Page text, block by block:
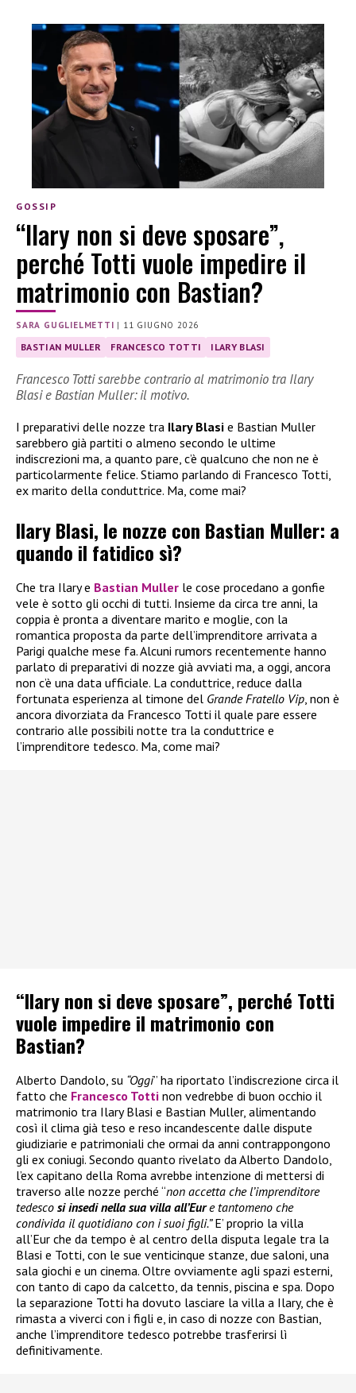
GOSSIP
“Ilary non si deve sposare”,
perché Totti vuole impedire il
matrimonio con Bastian?
SARA GUGLIELMETTI | 11 GIUGNO 2026
BASTIAN MULLER FRANCESCO TOTTI ILARY BLASI
Francesco Totti sarebbe contrario al matrimonio tra Ilary
Blasi e Bastian Muller: il motivo.
I preparativi delle nozze tra Ilary Blasi e Bastian Muller
sarebbero già partiti o almeno secondo le ultime
indiscrezioni ma, a quanto pare, c’è qualcuno che non ne è
particolarmente felice. Stiamo parlando di Francesco Totti,
ex marito della conduttrice. Ma, come mai?
Ilary Blasi, le nozze con Bastian Muller: a
quando il fatidico sì?
Che tra Ilary e Bastian Muller le cose procedano a gonfie
vele è sotto gli occhi di tutti. Insieme da circa tre anni, la
coppia è pronta a diventare marito e moglie, con la
romantica proposta da parte dell’imprenditore arrivata a
Parigi qualche mese fa. Alcuni rumors recentemente hanno
parlato di preparativi di nozze già avviati ma, a oggi, ancora
non c’è una data ufficiale. La conduttrice, reduce dalla
fortunata esperienza al timone del Grande Fratello Vip, non è
ancora divorziata da Francesco Totti il quale pare essere
contrario alle possibili notte tra la conduttrice e
l’imprenditore tedesco. Ma, come mai?
“Ilary non si deve sposare”, perché Totti
vuole impedire il matrimonio con
Bastian?
Alberto Dandolo, su “Oggi” ha riportato l’indiscrezione circa il
fatto che Francesco Totti non vedrebbe di buon occhio il
matrimonio tra Ilary Blasi e Bastian Muller, alimentando
così il clima già teso e reso incandescente dalle dispute
giudiziarie e patrimoniali che ormai da anni contrappongono
gli ex coniugi. Secondo quanto rivelato da Alberto Dandolo,
l’ex capitano della Roma avrebbe intenzione di mettersi di
traverso alle nozze perché “non accetta che l’imprenditore
tedesco si insedi nella sua villa all’Eure tantomeno che
condivida il quotidiano con i suoi figli.”E’ proprio la villa
all’Eur che da tempo è al centro della disputa legale tra la
Blasi e Totti, con le sue venticinque stanze, due saloni, una
sala giochi e un cinema. Oltre ovviamente agli spazi esterni,
con tanto di capo da calcetto, da tennis, piscina e spa. Dopo
la separazione Totti ha dovuto lasciare la villa a Ilary, che è
rimasta a viverci con i figli e, in caso di nozze con Bastian,
anche l’imprenditore tedesco potrebbe trasferirsi lì
definitivamente.